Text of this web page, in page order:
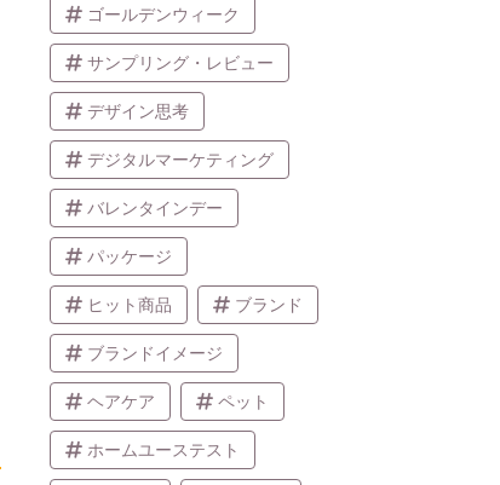
ゴールデンウィーク
サンプリング・レビュー
デザイン思考
デジタルマーケティング
バレンタインデー
パッケージ
ヒット商品 ブランド
ブランドイメージ
ヘアケア ペット
ホームユーステスト